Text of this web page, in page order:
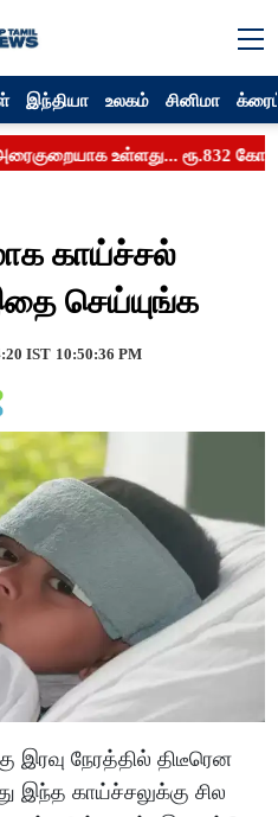
இந்தியா உலகம் சினிமா
காய்ச்சல்
செய்யுங்க
IST 10:50:36 PM
நேரத்தில் திடீரென
இந்த காய்ச்சலுக்கு சில